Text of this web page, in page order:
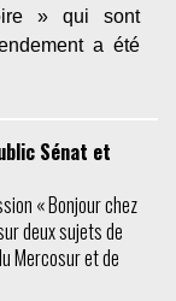
» qui sont
a été
Sénat et
« Bonjour chez
deux sujets de
Mercosur et de